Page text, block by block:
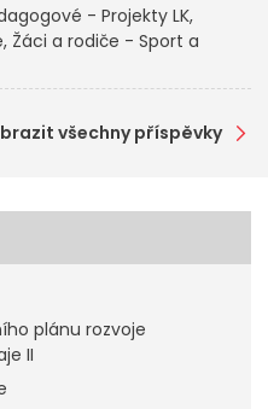
- Projekty LK
Žáci a rodiče - Sport a
všechny příspěvky
plánu rozvoje
II